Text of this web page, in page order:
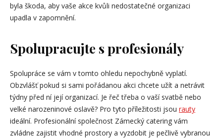
byla škoda, aby vaše akce kvůli nedostatečné organizaci
upadla v zapomnění.
Spolupracujte s profesionály
Spolupráce se vám v tomto ohledu nepochybně vyplatí.
Obzvlášť pokud si sami pořádanou akci chcete užít a netrávit
týdny před ní její organizací. Je řeč třeba o vaší svatbě nebo
velké narozeninové oslavě? Pro tyto příležitosti jsou rauty
ideální. Profesionální společnost Zámecký catering vám
zvládne zajistit vhodné prostory a vyzdobit je pečlivě vybranou